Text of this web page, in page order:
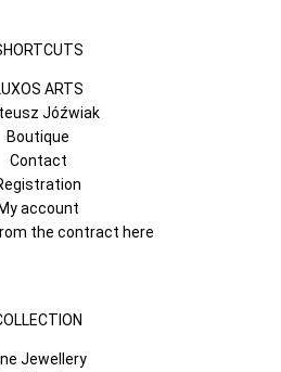
ARTS
Jóźwiak
Boutique
Contact
My account
the contract here
Jewellery